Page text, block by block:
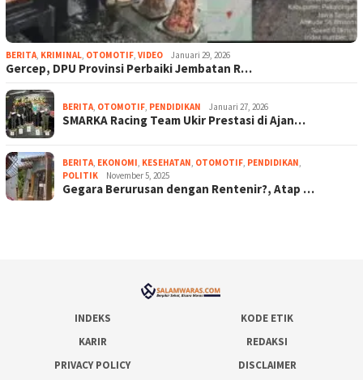
BERITA, KRIMINAL, OTOMOTIF, VIDEO Januari 29, 2026
Gercep, DPU Provinsi Perbaiki Jembatan R…
BERITA, OTOMOTIF, PENDIDIKAN Januari 27, 2026
SMARKA Racing Team Ukir Prestasi di Ajan…
BERITA, EKONOMI, KESEHATAN, OTOMOTIF, PENDIDIKAN,
POLITIK
November 5, 2025
Gegara Berurusan dengan Rentenir?, Atap …
INDEKS
KODE ETIK
KARIR
REDAKSI
PRIVACY POLICY
DISCLAIMER